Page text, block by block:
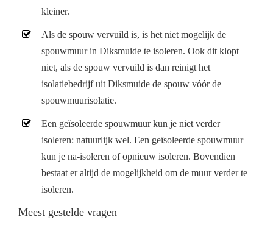
kleiner.
Als de spouw vervuild is, is het niet mogelijk de
spouwmuur in Diksmuide te isoleren. Ook dit klopt
niet, als de spouw vervuild is dan reinigt het
isolatiebedrijf uit Diksmuide de spouw vóór de
spouwmuurisolatie.
Een geïsoleerde spouwmuur kun je niet verder
isoleren: natuurlijk wel. Een geïsoleerde spouwmuur
kun je na-isoleren of opnieuw isoleren. Bovendien
bestaat er altijd de mogelijkheid om de muur verder te
isoleren.
Meest gestelde vragen